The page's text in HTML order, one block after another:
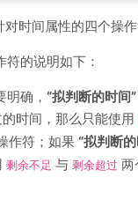
对时间属性的四个操作
的说明如下：
确， “拟判断的时间”
时间，那么只能使用
作符；如果 “拟判断
剩余不足 与 剩余超过 两